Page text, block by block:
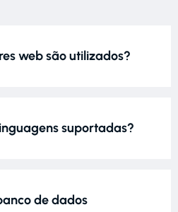
web são utilizados?
suportadas?
de dados